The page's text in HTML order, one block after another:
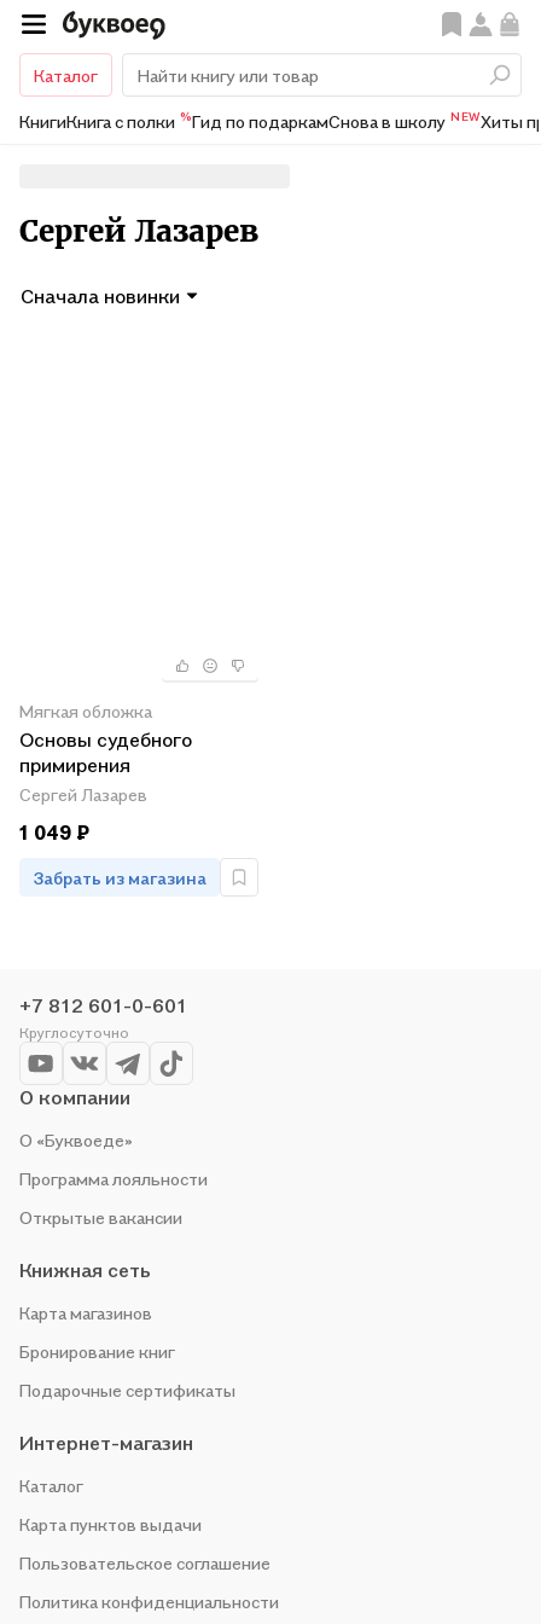
Каталог
КнигиКнига с полки %Гид по подаркамСнова в школу NEWХиты
Сергей Лазарев
Сначала новинки
Мягкая обложка
Основы судебного
примирения
Сергей Лазарев
1 049 ₽
Забрать из магазина
+7 812 601-0-601
Круглосуточно
О компании
О «Буквоеде»
Программа лояльности
Открытые вакансии
Книжная сеть
Карта магазинов
Бронирование книг
Подарочные сертификаты
Интернет-магазин
Каталог
Карта пунктов выдачи
Пользовательское соглашение
Политика конфиденциальности